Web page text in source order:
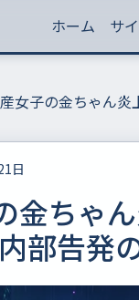
ホーム サ
女子の金ちゃん炎
日
金ちゃ
部告発